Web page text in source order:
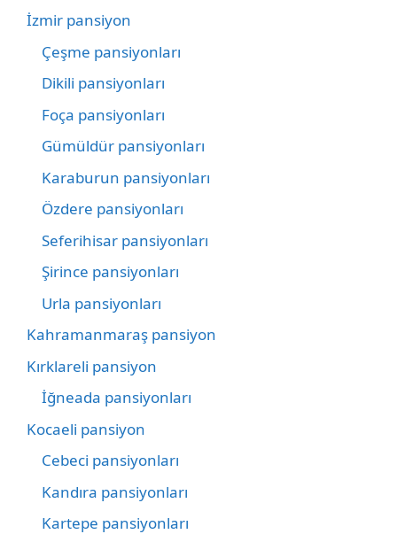
İzmir pansiyon
Çeşme pansiyonları
Dikili pansiyonları
Foça pansiyonları
Gümüldür pansiyonları
Karaburun pansiyonları
Özdere pansiyonları
Seferihisar pansiyonları
Şirince pansiyonları
Urla pansiyonları
Kahramanmaraş pansiyon
Kırklareli pansiyon
İğneada pansiyonları
Kocaeli pansiyon
Cebeci pansiyonları
Kandıra pansiyonları
Kartepe pansiyonları